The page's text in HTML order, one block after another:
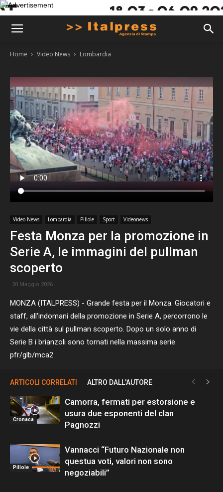
Home Video News Lombardia
Video News Lombardia Pillole Sport Videonews
Festa Monza per la promozione in
Serie A, le immagini del pullman
scoperto
30 Maggio 2026
MONZA (ITALPRESS) - Grande festa per il Monza. Giocatori e
staff, all'indomani della promozione in Serie A, percorrono le
vie della città sul pullman scoperto. Dopo un solo anno di
Serie B i brianzoli sono tornati nella massima serie.
pfr/glb/mca2
ARTICOLI CORRELATI ALTRO DALL'AUTORE
Cronaca
Camorra, fermati per estorsione e
usura due esponenti del clan
Pagnozzi
Pillole
Vannacci “Futuro Nazionale non
questua voti, valori non sono
negoziabili”